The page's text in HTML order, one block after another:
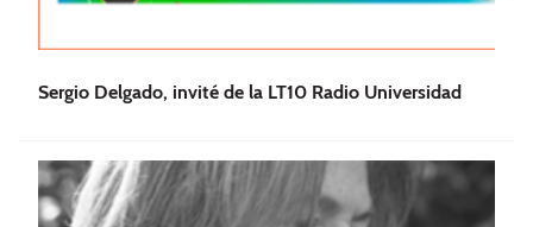
Sergio Delgado, invité de la LT10 Radio Universidad